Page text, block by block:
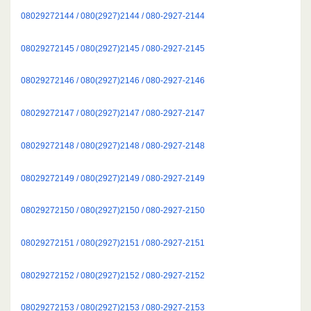
08029272144 / 080(2927)2144 / 080-2927-2144
08029272145 / 080(2927)2145 / 080-2927-2145
08029272146 / 080(2927)2146 / 080-2927-2146
08029272147 / 080(2927)2147 / 080-2927-2147
08029272148 / 080(2927)2148 / 080-2927-2148
08029272149 / 080(2927)2149 / 080-2927-2149
08029272150 / 080(2927)2150 / 080-2927-2150
08029272151 / 080(2927)2151 / 080-2927-2151
08029272152 / 080(2927)2152 / 080-2927-2152
08029272153 / 080(2927)2153 / 080-2927-2153